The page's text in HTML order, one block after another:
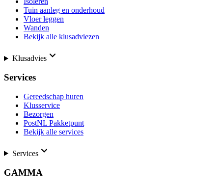
Tuin aanleg en onderhoud
Vloer leggen
Wanden
Bekijk alle klusadviezen
Klusadvies
Services
Gereedschap huren
Klusservice
Bezorgen
PostNL Pakketpunt
Bekijk alle services
Services
GAMMA